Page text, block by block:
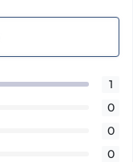
1
0
0
0